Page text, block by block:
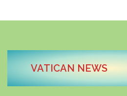
VATICAN NEWS